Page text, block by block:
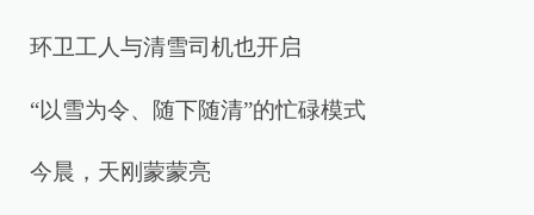
环卫工人与清雪司机也开启
“以雪为令、随下随清”的忙碌模式
今晨，天刚蒙蒙亮